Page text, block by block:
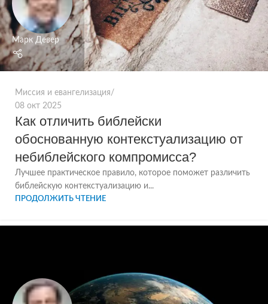
Марк Девер
Миссия и евангелизация
08 окт 2025
Как отличить библейски
обоснованную контекстуализацию от
небиблейского компромисса?
Лучшее практическое правило, которое поможет различить
библейскую контекстуализацию и...
ПРОДОЛЖИТЬ ЧТЕНИЕ